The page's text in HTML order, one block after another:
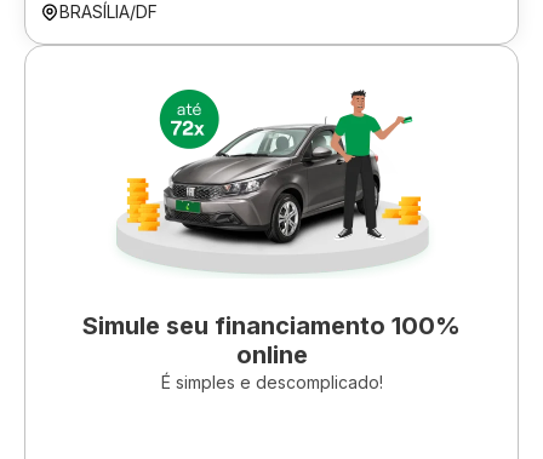
BRASÍLIA/DF
Simule seu financiamento 100%
online
É simples e descomplicado!